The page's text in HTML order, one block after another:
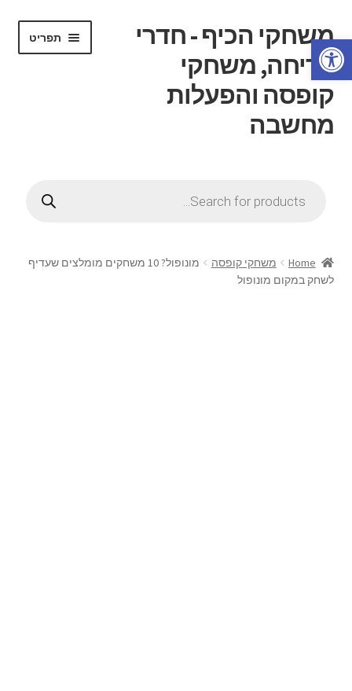
פתח סרגל נגישות
דלג
לניווט
לדלג
לתוכן
משחקי הכיף - חדרי
בריחה, משחקי
קופסה והפעלות
מחשבה
תפריט
תפריט
הרחב
הילד
את
חדרי בריחה
search
Home משחקי קופסה
מונופול? 10 משחקים מומלצים שעדיף
לשחק במקום מונופול